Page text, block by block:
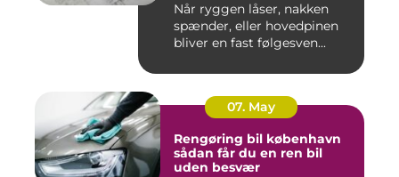
Når ryggen låser, nakken
spænder, eller hovedpinen
bliver en fast følgesven...
07. May
Rengøring bil københavn
sådan får du en ren bil
uden besvær